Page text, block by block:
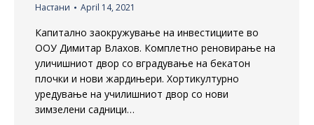
Настани April 14, 2021
Капитално заокружување на инвестициите во
ООУ Димитар Влахов. Комплетно реновирање на
уличишниот двор со вградување на бекатон
плочки и нови жардињери. Хортикултурно
уредување на училишниот двор со нови
зимзелени садници…